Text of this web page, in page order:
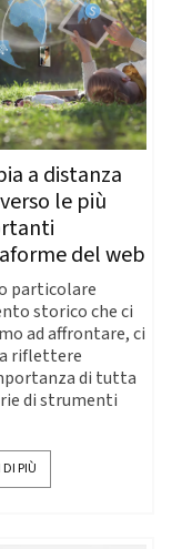
a distanza
le più
del web
particolare
storico che ci
ad affrontare, ci
riflettere
di tutta
di strumenti
DI PIÙ